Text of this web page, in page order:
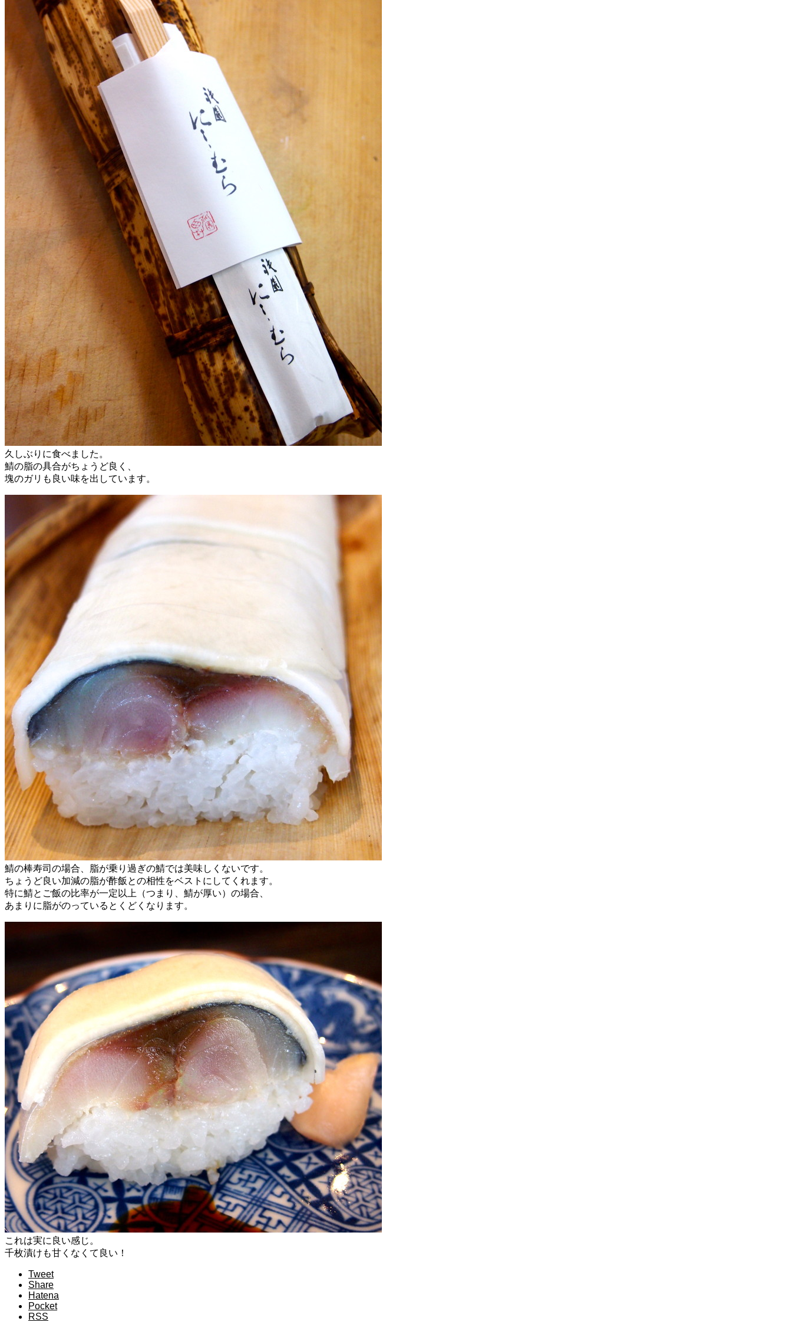
久しぶりに食べました。
鯖の脂の具合がちょうど良く、
塊のガリも良い味を出しています。
鯖の棒寿司の場合、脂が乗り過ぎの鯖では美味しくないです。
ちょうど良い加減の脂が酢飯との相性をベストにしてくれます。
特に鯖とご飯の比率が一定以上（つまり、鯖が厚い）の場合、
あまりに脂がのっているとくどくなります。
これは実に良い感じ。
千枚漬けも甘くなくて良い！
Tweet
Share
Hatena
Pocket
RSS